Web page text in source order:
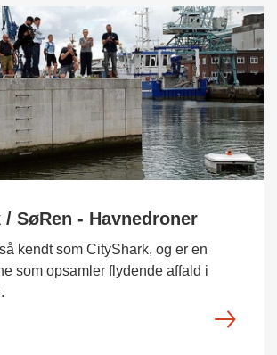
SøRen - Havnedroner
kendt som CityShark, og er en
som opsamler flydende affald i